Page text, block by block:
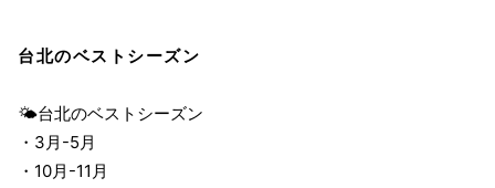
台北のベストシーズン
🌤台北のベストシーズン
・3月-5月
・10月-11月